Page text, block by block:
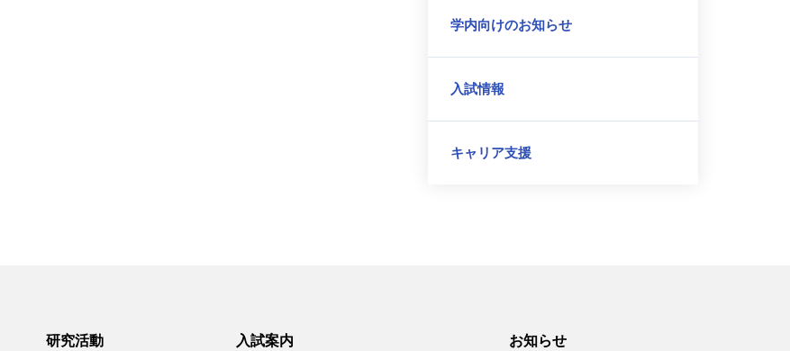
学内向けのお知らせ
入試情報
キャリア支援
研究活動 入試案内
お知らせ